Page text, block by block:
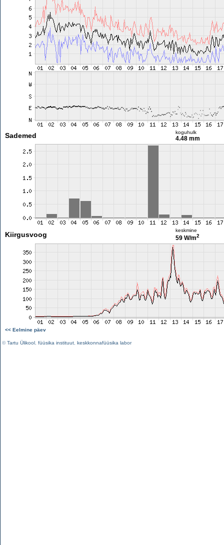
Sademed koguhulk
4.48 mm
Kiirgusvoog
keskmine
59 W/m2
<< Eelmine päev
©Tartu Ülikool füüsika instituut keskkonnafüüsika labor